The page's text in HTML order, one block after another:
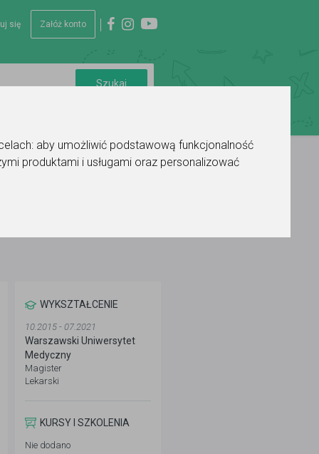
aby umożliwić podstawową funkcjonalność
produktami i usługami oraz personalizować
się Załóż konto
WYKSZTAŁCENIE
10.2015 - 07.2021
Warszawski Uniwersytet
Medyczny
Magister
Lekarski
KURSY I SZKOLENIA
Nie dodano